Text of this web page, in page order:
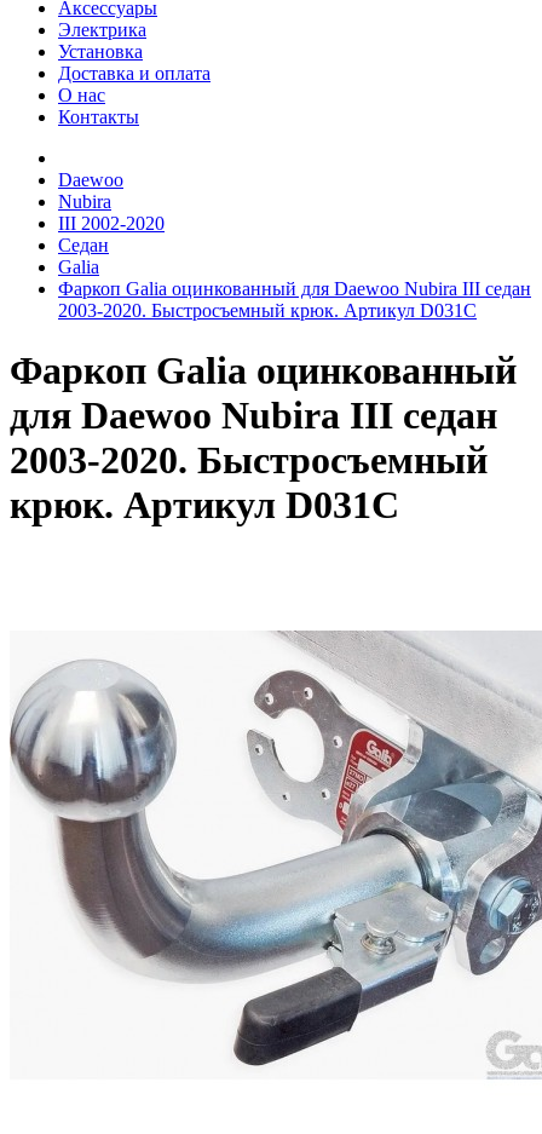
Аксессуары
Электрика
Установка
Доставка и оплата
О нас
Контакты
Daewoo
Nubira
III 2002-2020
Седан
Galia
Фаркоп Galia оцинкованный для Daewoo Nubira III седан
2003-2020. Быстросъемный крюк. Артикул D031C
Фаркоп Galia оцинкованный
для Daewoo Nubira III седан
2003-2020. Быстросъемный
крюк. Артикул D031C